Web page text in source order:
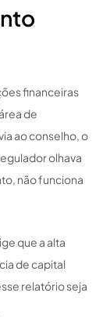
financeiras
de
ao conselho, o
olhava
não funciona
que a alta
de capital
relatório seja